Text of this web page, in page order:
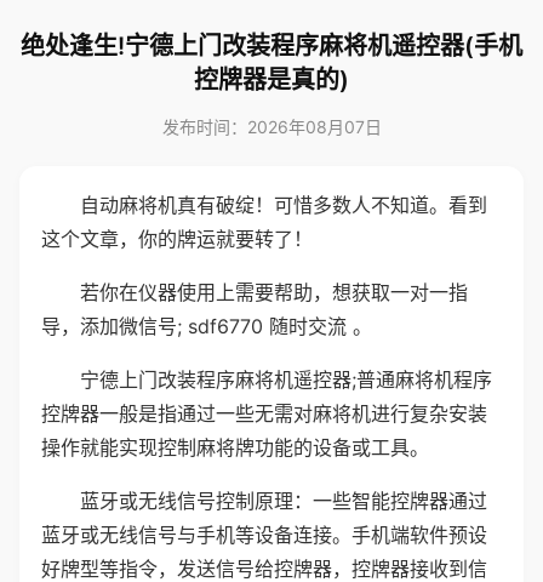
绝处逢生!宁德上门改装程序麻将机遥控器(手机
控牌器是真的)
发布时间：2026年08月07日
自动麻将机真有破绽！可惜多数人不知道。看到
这个文章，你的牌运就要转了！
若你在仪器使用上需要帮助，想获取一对一指
导，添加微信号; sdf6770 随时交流 。
宁德上门改装程序麻将机遥控器;普通麻将机程序
控牌器一般是指通过一些无需对麻将机进行复杂安装
操作就能实现控制麻将牌功能的设备或工具。
蓝牙或无线信号控制原理：一些智能控牌器通过
蓝牙或无线信号与手机等设备连接。手机端软件预设
好牌型等指令，发送信号给控牌器，控牌器接收到信